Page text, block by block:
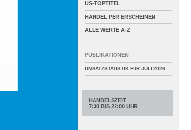
US-TOPTITEL
HANDEL PER ERSCHEINEN
ALLE WERTE A-Z
PUBLIKATIONEN
UMSATZSTATISTIK FÜR JULI 2026
HANDELSZEIT
7:30 BIS 22:00 UHR